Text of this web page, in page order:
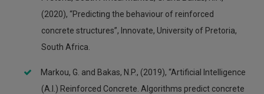
(2020), “Predicting the behaviour of reinforced
concrete structures”, Innovate, University of Pretoria,
South Africa.
Markou, G. and Bakas, N.P., (2019), “Artificial Intelligence
(A.I.) Reinforced Concrete. Algorithms predict concrete